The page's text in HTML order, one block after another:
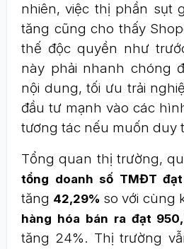
nhiên, việc thị phần sụt
tăng cũng cho thấy
thế độc quyền như
này phải nhanh chóng
nội dung, tối ưu trải
đầu tư mạnh vào các
tương tác nếu muốn duy
Tổng quan thị trường,
tổng doanh số TMĐT
tăng 42,29% so với cùng
hàng hóa bán ra đạt
tăng 24%. Thị trường